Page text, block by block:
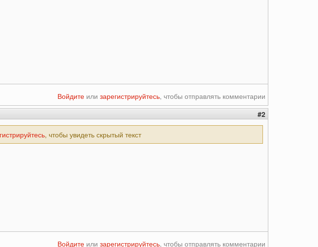
Войдите или зарегистрируйтесь, чтобы отправлять комментарии
#2
, чтобы увидеть скрытый текст
Войдите или зарегистрируйтесь, чтобы отправлять комментарии